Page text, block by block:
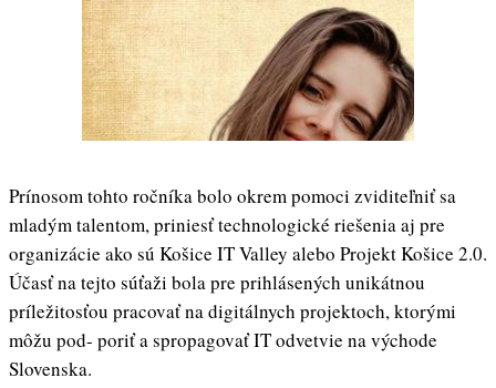
Prínosom tohto ročníka bolo okrem pomoci zviditeľniť sa
mladým talentom, priniesť technologické riešenia aj pre
organizácie ako sú Košice IT Valley alebo Projekt Košice 2.0.
Účasť na tejto súťaži bola pre prihlásených unikátnou
príležitosťou pracovať na digitálnych projektoch, ktorými
môžu pod- poriť a spropagovať IT odvetvie na východe
Slovenska.